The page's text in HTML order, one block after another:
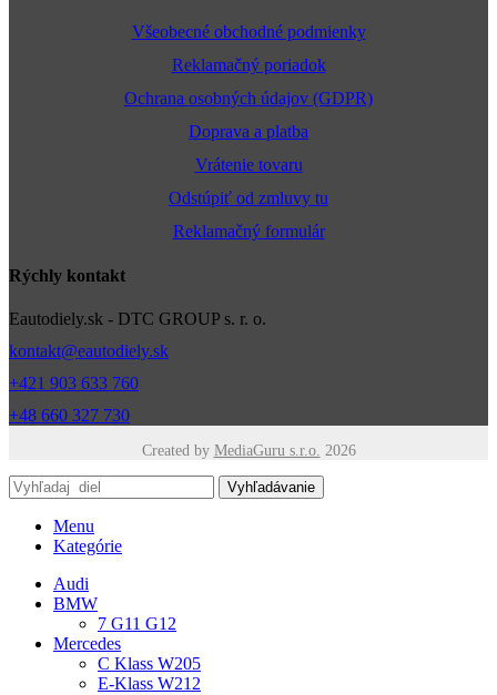
Všeobecné obchodné podmienky
Reklamačný poriadok
Ochrana osobných údajov (GDPR)
Doprava a platba
Vrátenie tovaru
Odstúpiť od zmluvy tu
Reklamačný formulár
Rýchly kontakt
Eautodiely.sk - DTC GROUP s. r. o.
kontakt@eautodiely.sk
+421 903 633 760
+48 660 327 730
Created by MediaGuru s.r.o. 2026
Vyhľadávanie
Menu
Kategórie
Audi
BMW
7 G11 G12
Mercedes
C Klass W205
E-Klass W212